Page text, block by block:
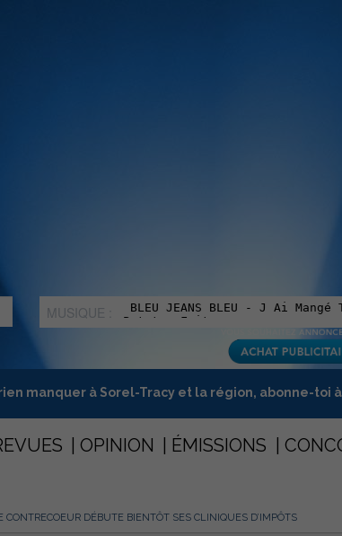
MUSIQUE :
manquer à Sorel-Tracy et la région, abonne-
OPINION ÉMISSIONS
CONTRECOEUR DÉBUTE BIENTÔT SES CLINIQUES D’IMPÔTS